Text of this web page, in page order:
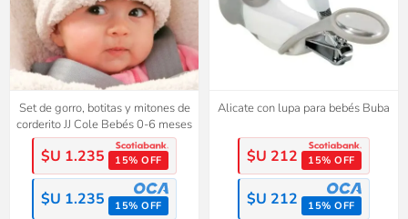
Set de gorro, botitas y mitones de
corderito JJ Cole Bebés 0-6 meses
$U 1.235 15% OFF
$U 1.235 15% OFF
Alicate con lupa para bebés Buba
$U 212 15% OFF
$U 212 15% OFF